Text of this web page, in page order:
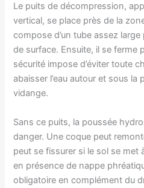
Le puits de décompression,
vertical, se place près de la
compose d’un tube assez
de surface. Ensuite, il se ferme
sécurité impose d’éviter toute
abaisser l’eau autour et sous la
vidange.
Sans ce puits, la poussée
danger. Une coque peut
peut se fissurer si le sol se met
en présence de nappe
obligatoire en complément du